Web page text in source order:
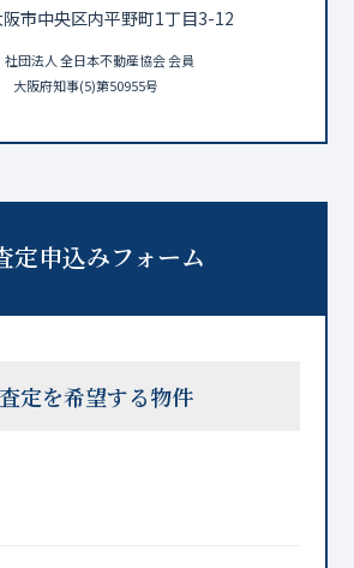
市中央区内平野町1丁目3-12
社団法人 全日本不動産協会 会員
大阪府知事(5)第50955号
定申込みフォーム
定を希望する物件